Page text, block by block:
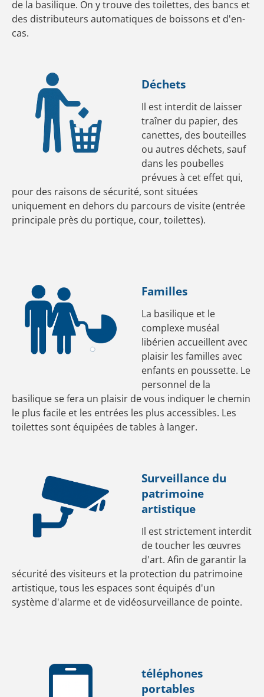
de la basilique. On y trouve des toilettes, des bancs et
des distributeurs automatiques de boissons et d'en-
cas.
Déchets
Il est interdit de laisser
traîner du papier, des
canettes, des bouteilles
ou autres déchets, sauf
dans les poubelles
prévues à cet effet qui,
pour des raisons de sécurité, sont situées
uniquement en dehors du parcours de visite (entrée
principale près du portique, cour, toilettes).
Familles
La basilique et le
complexe muséal
libérien accueillent avec
plaisir les familles avec
enfants en poussette. Le
personnel de la
basilique se fera un plaisir de vous indiquer le chemin
le plus facile et les entrées les plus accessibles. Les
toilettes sont équipées de tables à langer.
Surveillance du
patrimoine
artistique
Il est strictement interdit
de toucher les œuvres
d'art. Afin de garantir la
sécurité des visiteurs et la protection du patrimoine
artistique, tous les espaces sont équipés d'un
système d'alarme et de vidéosurveillance de pointe.
téléphones
portables